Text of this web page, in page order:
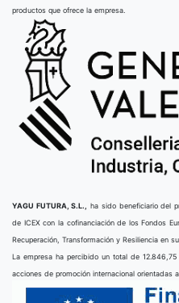
productos que ofrece la empresa.
YAGU FUTURA, S.L.,
ha sido beneficiario del
de ICEX con la cofinanciación de los Fondos
Recuperación, Transformación y Resiliencia en
La empresa ha percibido un total de
acciones de promoción internacional orientadas